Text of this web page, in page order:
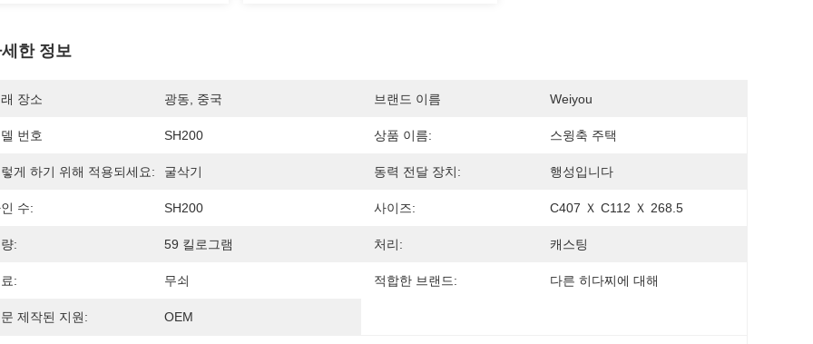
한 정보
장소 광동, 중국 브랜드 이름 Weiyou
번호 SH200 상품 이름: 스윙축 주택
게 하기 위해 적용되세요: 굴삭기 동력 전달 장치: 행성입니다
수: SH200 사이즈: C407 Ｘ C112 Ｘ 268.5
: 59 킬로그램 처리: 캐스팅
: 무쇠 적합한 브랜드: 다른 히다찌에 대해
제작된 지원: OEM